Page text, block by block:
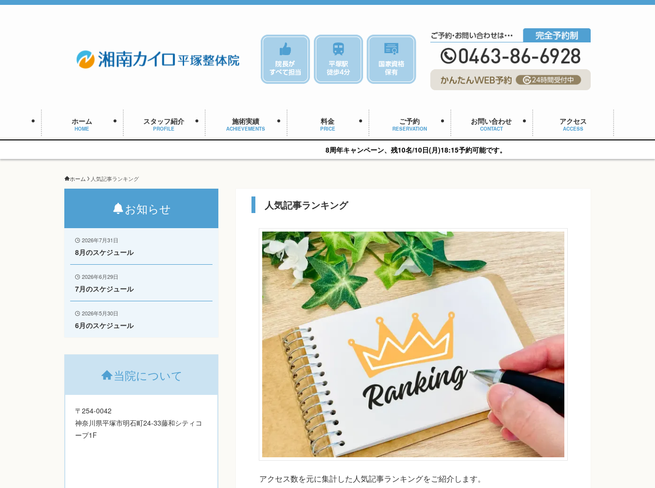
ホーム
HOME
スタッフ紹介
PROFILE
施術実績
ACHIEVEMENTS
料金
PRICE
ご予約
RESERVATION
お問い合わせ
CONTACT
アクセス
ACCESS
8周年キャンペーン、残10名/10日(月)18:15予約可能です。
ホーム 人気記事ランキング
人気記事ランキング
アクセス数を元に集計した人気記事ランキングをご紹介します。
お知らせ
2026年7月31日
8月のスケジュール
2026年6月29日
7月のスケジュール
2026年5月30日
6月のスケジュール
当院について
〒254-0042
神奈川県平塚市明石町24-33藤和シティコ
ープ1F